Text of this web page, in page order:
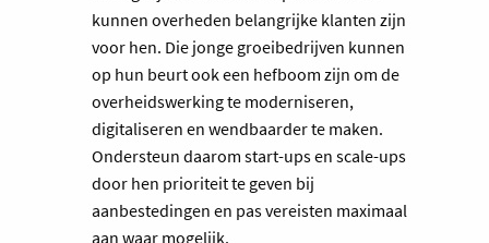
kunnen overheden belangrijke klanten zijn
voor hen. Die jonge groeibedrijven kunnen
op hun beurt ook een hefboom zijn om de
overheidswerking te moderniseren,
digitaliseren en wendbaarder te maken.
Ondersteun daarom start-ups en scale-ups
door hen prioriteit te geven bij
aanbestedingen en pas vereisten maximaal
aan waar mogelijk.